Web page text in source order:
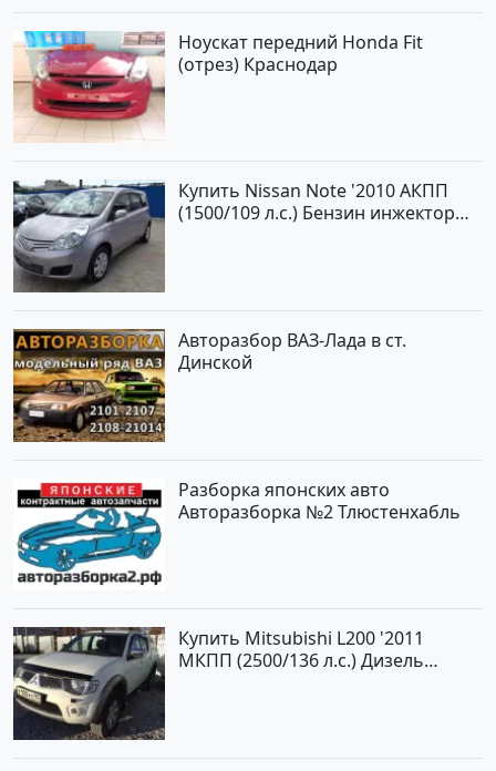
Ноускат передний Honda Fit
(отрез) Краснодар
Купить Nissan Note '2010 АКПП
(1500/109 л.с.) Бензин инжектор
Авторазбор ВАЗ-Лада в ст.
Динской
Разборка японских авто
Авторазборка №2 Тлюстенхабль
Купить Mitsubishi L200 '2011
МКПП (2500/136 л.с.) Дизель